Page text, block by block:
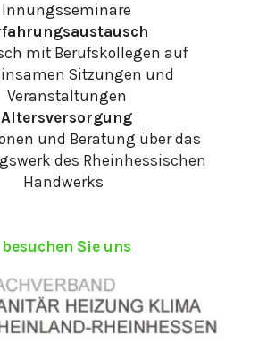
Innungsseminare
mit Berufskollegen auf
Sitzungen und
Veranstaltungen
Altersversorgung
und Beratung über das
des Rheinhessischen
Handwerks
besuchen Sie uns